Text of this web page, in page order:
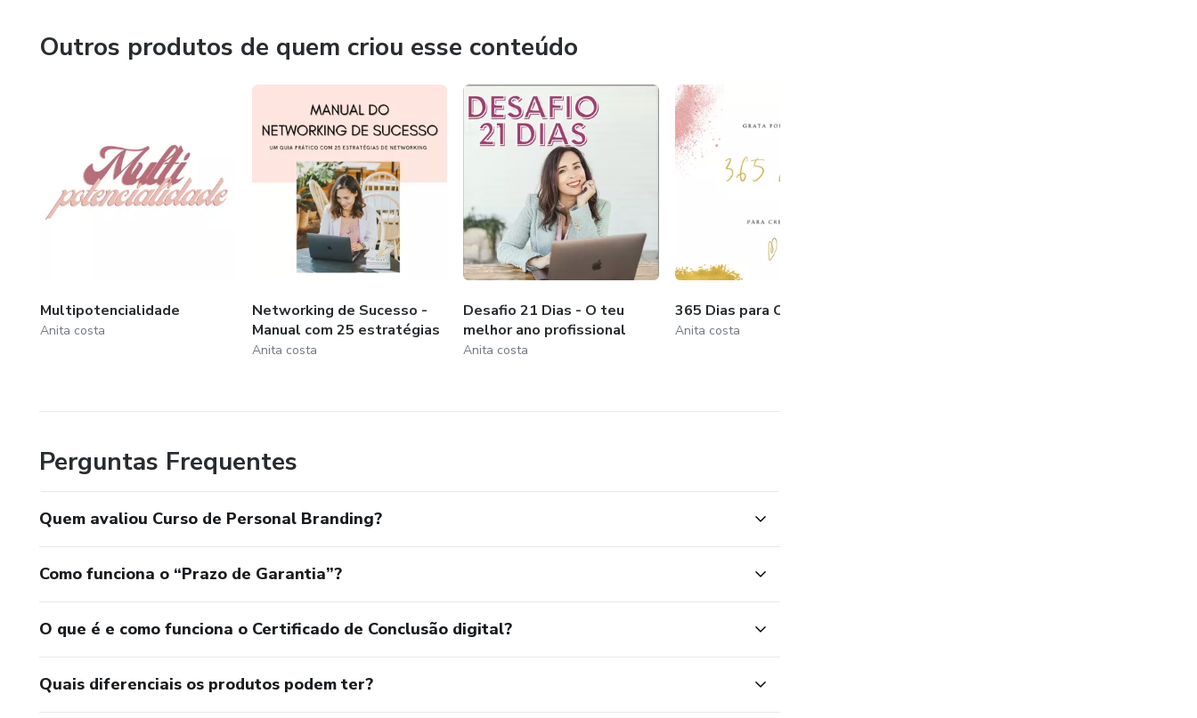
Outros produtos de quem criou esse conteúdo
Multipotencialidade
Anita costa
Networking de Sucesso -
Manual com 25 estratégias
Anita costa
Desafio 21 Dias - O teu
melhor ano profissional
Anita costa
365 Dias para Crescer 2022
Anita costa
Perguntas Frequentes
Quem avaliou Curso de Personal Branding?
Como funciona o “Prazo de Garantia”?
O que é e como funciona o Certificado de Conclusão digital?
Quais diferenciais os produtos podem ter?